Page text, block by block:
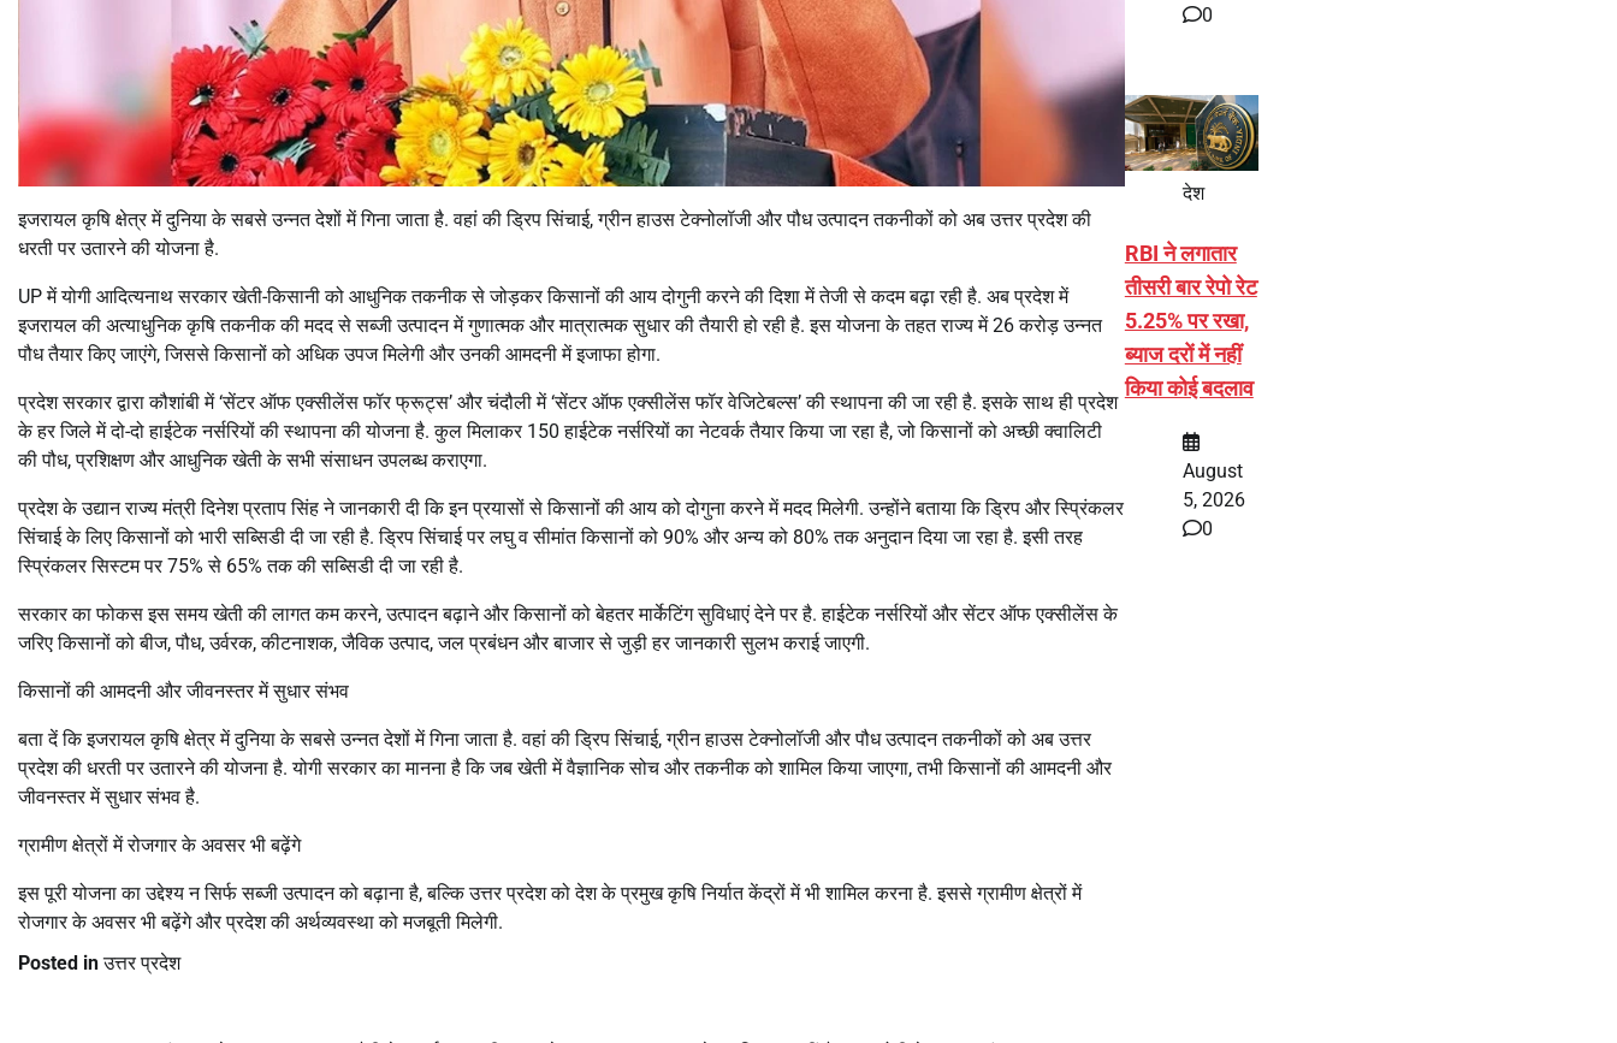
इजरायल कृषि क्षेत्र में दुनिया के सबसे उन्नत देशों में गिना जाता है. वहां की ड्रिप सिंचाई, ग्रीन हाउस टेक्नोलॉजी और पौध उत्पादन तकनीकों को अब उत्तर प्रदेश की
धरती पर उतारने की योजना है.
UP में योगी आदित्यनाथ सरकार खेती-किसानी को आधुनिक तकनीक से जोड़कर किसानों की आय दोगुनी करने की दिशा में तेजी से कदम बढ़ा रही है. अब प्रदेश में
इजरायल की अत्याधुनिक कृषि तकनीक की मदद से सब्जी उत्पादन में गुणात्मक और मात्रात्मक सुधार की तैयारी हो रही है. इस योजना के तहत राज्य में 26 करोड़ उन्नत
पौध तैयार किए जाएंगे, जिससे किसानों को अधिक उपज मिलेगी और उनकी आमदनी में इजाफा होगा.
प्रदेश सरकार द्वारा कौशांबी में ‘सेंटर ऑफ एक्सीलेंस फॉर फ्रूट्स’ और चंदौली में ‘सेंटर ऑफ एक्सीलेंस फॉर वेजिटेबल्स’ की स्थापना की जा रही है. इसके साथ ही प्रदेश
के हर जिले में दो-दो हाईटेक नर्सरियों की स्थापना की योजना है. कुल मिलाकर 150 हाईटेक नर्सरियों का नेटवर्क तैयार किया जा रहा है, जो किसानों को अच्छी क्वालिटी
की पौध, प्रशिक्षण और आधुनिक खेती के सभी संसाधन उपलब्ध कराएगा.
प्रदेश के उद्यान राज्य मंत्री दिनेश प्रताप सिंह ने जानकारी दी कि इन प्रयासों से किसानों की आय को दोगुना करने में मदद मिलेगी. उन्होंने बताया कि ड्रिप और स्प्रिंकलर
सिंचाई के लिए किसानों को भारी सब्सिडी दी जा रही है. ड्रिप सिंचाई पर लघु व सीमांत किसानों को 90% और अन्य को 80% तक अनुदान दिया जा रहा है. इसी तरह
स्प्रिंकलर सिस्टम पर 75% से 65% तक की सब्सिडी दी जा रही है.
सरकार का फोकस इस समय खेती की लागत कम करने, उत्पादन बढ़ाने और किसानों को बेहतर मार्केटिंग सुविधाएं देने पर है. हाईटेक नर्सरियों और सेंटर ऑफ एक्सीलेंस के
जरिए किसानों को बीज, पौध, उर्वरक, कीटनाशक, जैविक उत्पाद, जल प्रबंधन और बाजार से जुड़ी हर जानकारी सुलभ कराई जाएगी.
किसानों की आमदनी और जीवनस्तर में सुधार संभव
बता दें कि इजरायल कृषि क्षेत्र में दुनिया के सबसे उन्नत देशों में गिना जाता है. वहां की ड्रिप सिंचाई, ग्रीन हाउस टेक्नोलॉजी और पौध उत्पादन तकनीकों को अब उत्तर
प्रदेश की धरती पर उतारने की योजना है. योगी सरकार का मानना है कि जब खेती में वैज्ञानिक सोच और तकनीक को शामिल किया जाएगा, तभी किसानों की आमदनी और
जीवनस्तर में सुधार संभव है.
ग्रामीण क्षेत्रों में रोजगार के अवसर भी बढ़ेंगे
इस पूरी योजना का उद्देश्य न सिर्फ सब्जी उत्पादन को बढ़ाना है, बल्कि उत्तर प्रदेश को देश के प्रमुख कृषि निर्यात केंद्रों में भी शामिल करना है. इससे ग्रामीण क्षेत्रों में
रोजगार के अवसर भी बढ़ेंगे और प्रदेश की अर्थव्यवस्था को मजबूती मिलेगी.
Posted inउत्तर प्रदेश
0
देश
RBI ने लगातार
तीसरी बार रेपो रेट
5.25% पर रखा,
ब्याज दरों में नहीं
किया कोई बदलाव
August
5, 2026
0